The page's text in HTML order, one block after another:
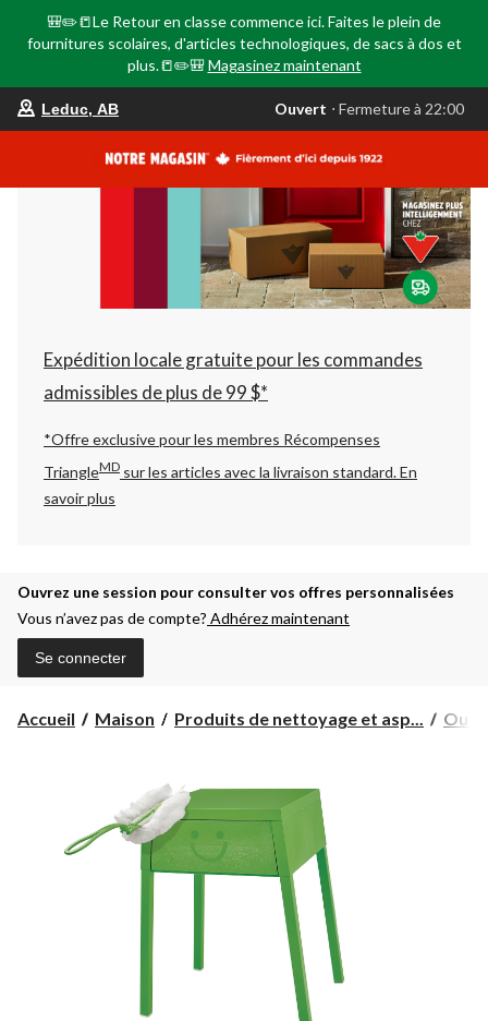
🎒✏️📒Le Retour en classe commence ici. Faites le plein de
fournitures scolaires, d'articles technologiques, de sacs à dos et
plus.📒✏️🎒 Magasinez maintenant
votre
est
AB,
Ouvert,
Fermeture
à
22:00
changer
Leduc, AB Ouvert ⋅ Fermeture à 22:00
Expédition locale gratuite pour les commandes
admissibles de plus de 99 $*
*Offre exclusive pour les membres Récompenses
TriangleMD sur les articles avec la livraison standard.En
savoir plus
Ouvrez une session pour consulter vos offres personnalisées
Vous n’avez pas de compte? Adhérez maintenant
Se connecter
Accueil Maison Produits de nettoyage et asp...